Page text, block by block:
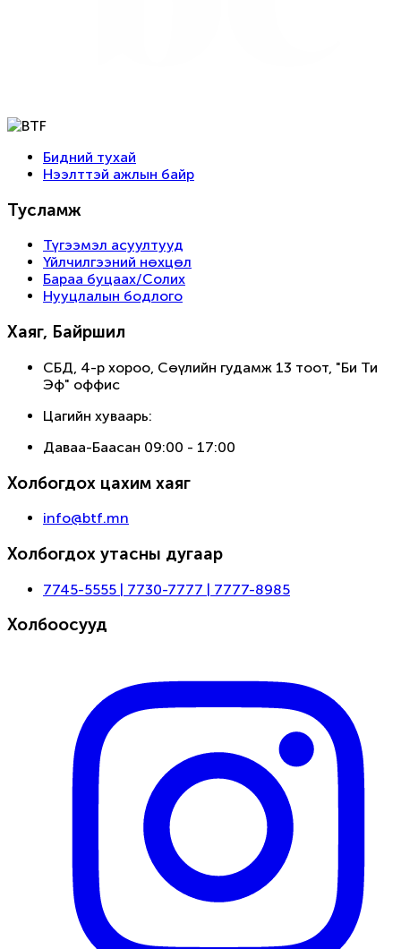
Бидний тухай
Нээлттэй ажлын байр
Тусламж
Түгээмэл асуултууд
Үйлчилгээний нөхцөл
Бараа буцаах/Солих
Нууцлалын бодлого
Хаяг, Байршил
СБД, 4-р хороо, Сөүлийн гудамж 13 тоот, "Би Ти
Эф" оффис
Цагийн хуваарь:
Даваа-Баасан 09:00 - 17:00
Холбогдох цахим хаяг
info@btf.mn
Холбогдох утасны дугаар
7745-5555 | 7730-7777 | 7777-8985
Холбоосууд